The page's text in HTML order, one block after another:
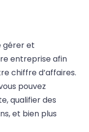
gérer et
entreprise afin
chiffre d’affaires.
pouvez
qualifier des
et bien plus